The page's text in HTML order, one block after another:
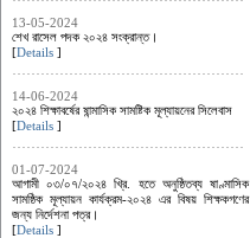
13-05-2024
শেখ রাসেল পদক ২০২৪ সংক্রান্ত।
[Details ]
14-06-2024
২০২৪ শিক্ষাবর্ষের ষান্মাসিক সামষ্টিক মূল্যায়নের সিলেবাস
[Details ]
01-07-2024
আগামী ০৩/০৭/২০২৪ খ্রি. হতে অনুষ্ঠিতব্য ষাণ্মাসিক
সামষ্ঠিক মূল্যায়ন কার্যক্রম-২০২৪ এর ‍বিষয় শিক্ষকগণের
জন্য নির্দেশনা পত্র।
[Details ]